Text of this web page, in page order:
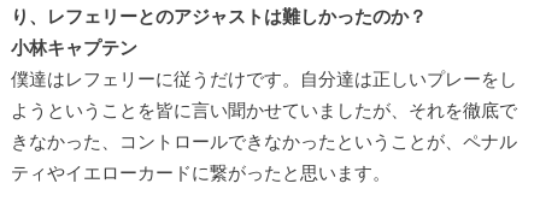
り、レフェリーとのアジャストは難しかったのか？
小林キャプテン
僕達はレフェリーに従うだけです。自分達は正しいプレーをし
ようということを皆に言い聞かせていましたが、それを徹底で
きなかった、コントロールできなかったということが、ペナル
ティやイエローカードに繋がったと思います。